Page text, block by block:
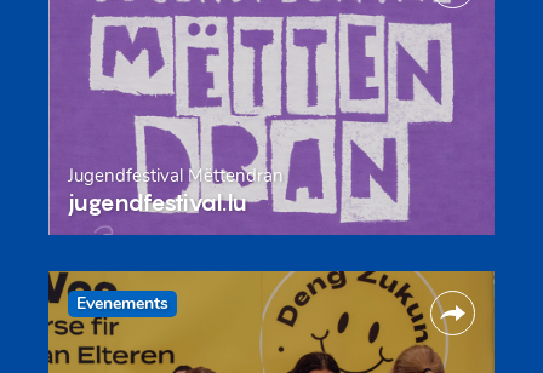
Jugendfestival Mëttendran
jugendfestival.lu
Evenements